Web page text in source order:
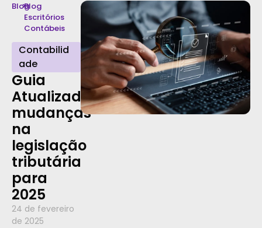
Blog
>Blog
Escritórios
Contábeis
Contabilid
ade
Guia
Atualizado:
mudanças
na
legislação
tributária
para
2025
24 de fevereiro
de 2025